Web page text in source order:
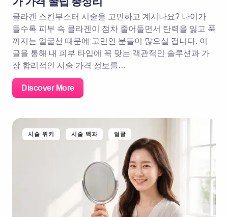
콜라겐 스킨부스터 시술을 고민하고 계시나요? 나이가
들수록 피부 속 콜라겐이 점차 줄어들면서 탄력을 잃고 푹
꺼지는 얼굴선 때문에 고민인 분들이 많으실 겁니다. 이
글을 통해 내 피부 타입에 꼭 맞는 객관적인 솔루션과 가
장 합리적인 시술 가격 정보를…
Discover More
시술 위키 시술 백과 얼굴